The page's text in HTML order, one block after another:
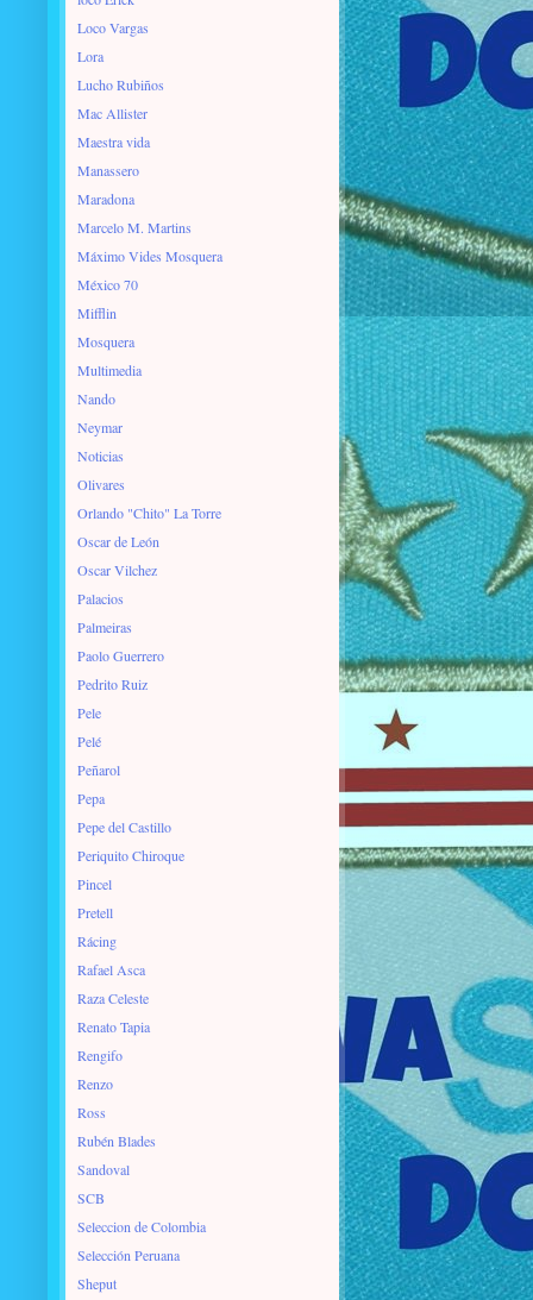
Loco Vargas
Lora
Lucho Rubiños
Mac Allister
Maestra vida
Manassero
Maradona
Marcelo M. Martins
Máximo Vides Mosquera
México 70
Mifflin
Mosquera
Multimedia
Nando
Neymar
Noticias
Olivares
Orlando "Chito" La Torre
Oscar de León
Oscar Vilchez
Palacios
Palmeiras
Paolo Guerrero
Pedrito Ruiz
Pele
Pelé
Peñarol
Pepa
Pepe del Castillo
Periquito Chiroque
Pincel
Pretell
Rácing
Rafael Asca
Raza Celeste
Renato Tapia
Rengifo
Renzo
Ross
Rubén Blades
Sandoval
SCB
Seleccion de Colombia
Selección Peruana
Sheput